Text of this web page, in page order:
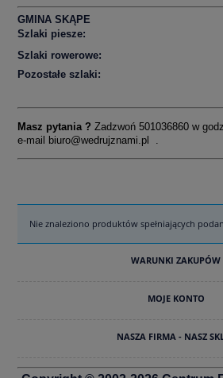
GMINA SKĄPE
Szlaki piesze:
Szlaki rowerowe:
Pozostałe szlaki:
Masz pytania ? Zadzwoń 501036860 w
e-mail biuro@wedrujznami.pl
Nie znaleziono produktów spełniających
WARUNKI ZAKUPÓW
MOJE KONTO
NASZA FIRMA - NASZ